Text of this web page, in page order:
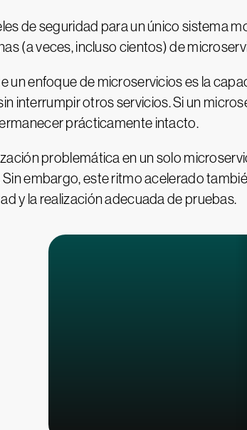
de seguridad para un único sistema
(a veces, incluso cientos) de
un enfoque de microservicios es la
interrumpir otros servicios. Si un
prácticamente intacto.
problemática en un solo
Sin embargo, este ritmo acelerado
y la realización adecuada de pruebas.